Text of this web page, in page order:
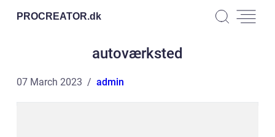
PROCREATOR.dk
autoværksted
07 March 2023 admin